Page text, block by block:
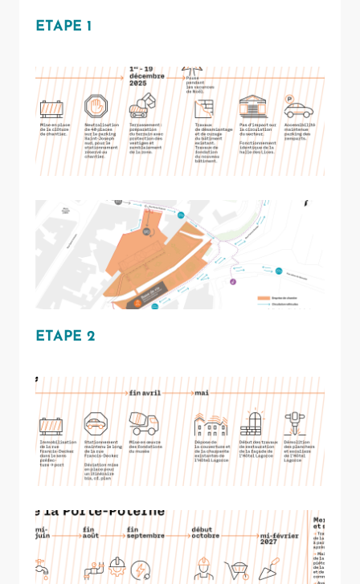
ETAPE 1
ETAPE 2
ShareThis is disabled. Allow